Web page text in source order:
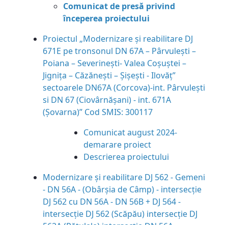
Comunicat de presă privind
începerea proiectului
Proiectul „Modernizare și reabilitare DJ
671E pe tronsonul DN 67A – Pârvulești –
Poiana – Severinești- Valea Coșuștei –
Jignița – Căzănești – Șișești - Ilovăț”
sectoarele DN67A (Corcova)-int. Pârvuleşti
si DN 67 (Ciovârnăşani) - int. 671A
(Şovarna)” Cod SMIS: 300117
Comunicat august 2024-
demarare proiect
Descrierea proiectului
Modernizare și reabilitare DJ 562 - Gemeni
- DN 56A - (Obârșia de Câmp) - intersecție
DJ 562 cu DN 56A - DN 56B + DJ 564 -
intersecție DJ 562 (Scăpău) intersecție DJ